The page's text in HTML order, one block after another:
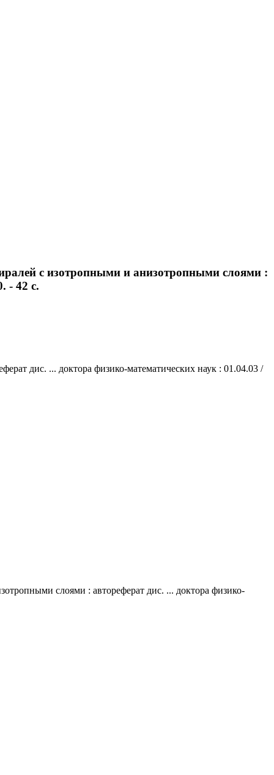
с изотропными и анизотропными слоями :
- 42 с.
дис. ... доктора физико-математических наук : 01.04.03 /
слоями : автореферат дис. ... доктора физико-